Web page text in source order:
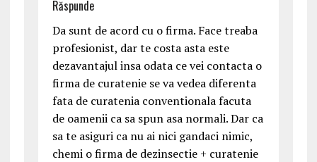
Răspunde
Da sunt de acord cu o firma. Face treaba
profesionist, dar te costa asta este
dezavantajul insa odata ce vei contacta o
firma de curatenie se va vedea diferenta
fata de curatenia conventionala facuta
de oamenii ca sa spun asa normali. Dar ca
sa te asiguri ca nu ai nici gandaci nimic,
chemi o firma de dezinsectie + curatenie